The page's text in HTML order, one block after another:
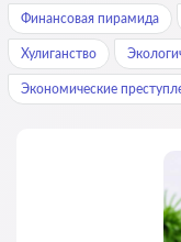
Финансовая пирамида
Хулиганство
Экономические